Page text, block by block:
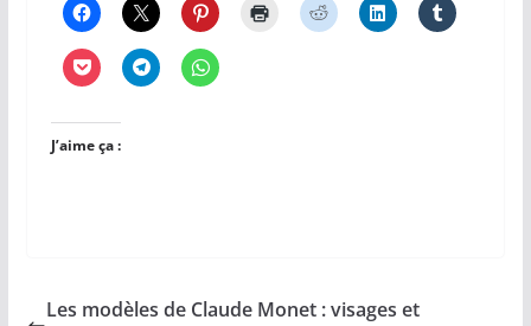
J’aime ça :
Les modèles de Claude Monet : visages et